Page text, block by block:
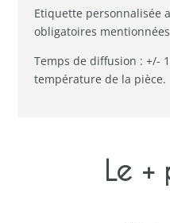
Etiquette personnalisée
obligatoires
Temps de diffusion : +/-
température de la pièce.
Le +